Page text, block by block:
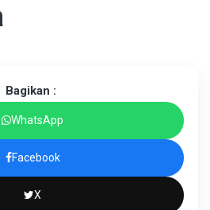
Bagikan :
WhatsApp
Facebook
X